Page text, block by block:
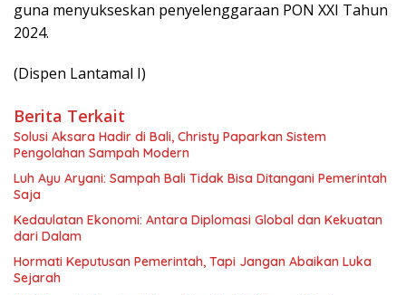
guna menyukseskan penyelenggaraan PON XXI Tahun
2024.
(Dispen Lantamal I)
Berita Terkait
Solusi Aksara Hadir di Bali, Christy Paparkan Sistem
Pengolahan Sampah Modern
Luh Ayu Aryani: Sampah Bali Tidak Bisa Ditangani Pemerintah
Saja
Kedaulatan Ekonomi: Antara Diplomasi Global dan Kekuatan
dari Dalam
Hormati Keputusan Pemerintah, Tapi Jangan Abaikan Luka
Sejarah